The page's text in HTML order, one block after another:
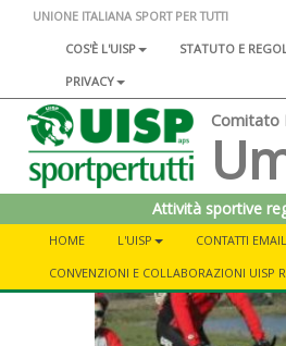
UNIONE ITALIANA SPORT PER TUTTI
COS'È L'UISP
STATUTO E
PRIVACY
Comitato
Attività sportive
HOME L'UISP CONTATTI EMAIL
CONVENZIONI E COLLABORAZIONI UISP